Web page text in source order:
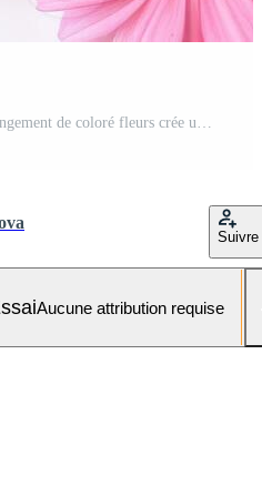
une charmant et délicieux arrangement de coloré fleurs crée un enchanteur frontière sur une parfait blanc arrière-plan, fabrication il adapté pour une large intervalle de conception projets et artistique efforts Photo Pro
Suivre
Aucune attribution requise